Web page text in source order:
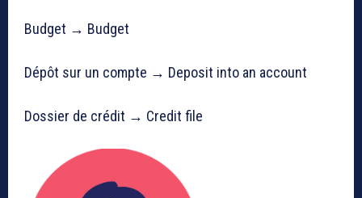
Budget → Budget
Dépôt sur un compte → Deposit into an account
Dossier de crédit → Credit file